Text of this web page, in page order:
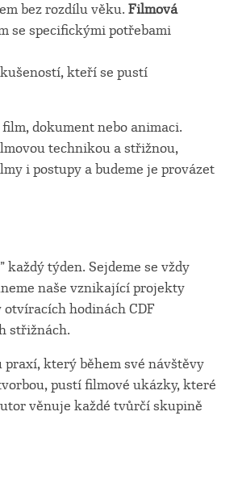
bez rozdílu věku.Filmová
se specifickými potřebami
kteří se pustí
dokument nebo animaci.
technikou a střižnou,
i postupy a budeme je provázet
týden. Sejdeme se vždy
naše vznikající projekty
hodinách CDF
střižnách.
praxí, který během své návštěvy
pustí filmové ukázky, které
věnuje každé tvůrčí skupině